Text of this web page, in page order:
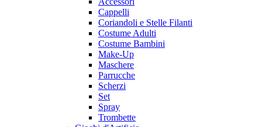
Cappelli
Coriandoli e Stelle Filanti
Costume Adulti
Costume Bambini
Make-Up
Maschere
Parrucche
Scherzi
Set
Spray
Trombette